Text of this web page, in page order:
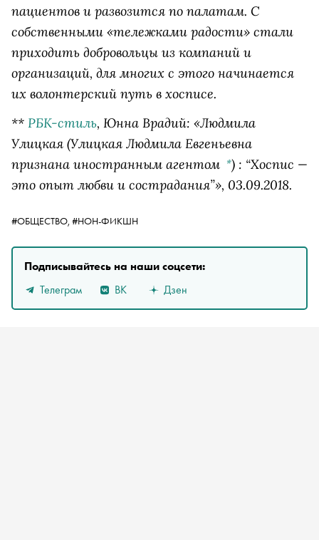
пациентов и развозится по палатам. С
собственными «тележками радости» стали
приходить добровольцы из компаний и
организаций, для многих с этого начинается
их волонтерский путь в хосписе.
** РБК-стиль, Юнна Врадий: «Людмила
Улицкая (Улицкая Людмила Евгеньевна
признана иностранным агентом *) : “Хоспис —
это опыт любви и сострадания”», 03.09.2018.
#ОБЩЕСТВО, #НОН-ФИКШН
Подписывайтесь на наши соцсети:
Телеграм
ВК Дзен